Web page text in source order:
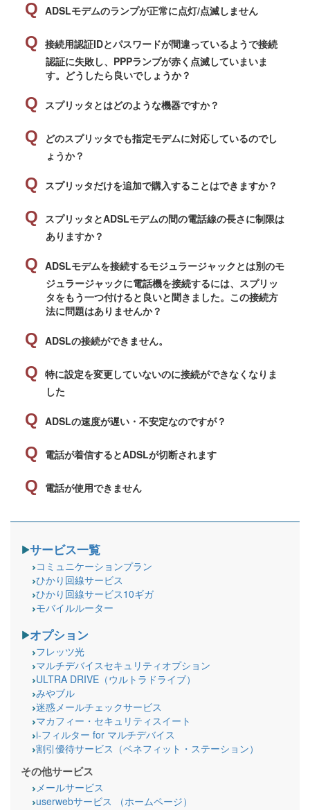
ADSLモデムのランプが正常に点灯/点滅しません
接続用認証IDとパスワードが間違っているようで接続
認証に失敗し、PPPランプが赤く点滅していまいま
す。どうしたら良いでしょうか？
スプリッタとはどのような機器ですか？
どのスプリッタでも指定モデムに対応しているのでし
ょうか？
スプリッタだけを追加で購入することはできますか？
スプリッタとADSLモデムの間の電話線の長さに制限は
ありますか？
ADSLモデムを接続するモジュラージャックとは別のモ
ジュラージャックに電話機を接続するには、スプリッ
タをもう一つ付けると良いと聞きました。この接続方
法に問題はありませんか？
ADSLの接続ができません。
特に設定を変更していないのに接続ができなくなりま
した
ADSLの速度が遅い・不安定なのですが？
電話が着信するとADSLが切断されます
電話が使用できません
サービス一覧
コミュニケーションプラン
ひかり回線サービス
ひかり回線サービス10ギガ
モバイルルーター
オプション
フレッツ光
マルチデバイスセキュリティオプション
ULTRA DRIVE（ウルトラドライブ）
みやブル
迷惑メールチェックサービス
マカフィー・セキュリティスイート
i-フィルター for マルチデバイス
割引優待サービス（ベネフィット・ステーション）
その他サービス
メールサービス
userwebサービス （ホームページ）